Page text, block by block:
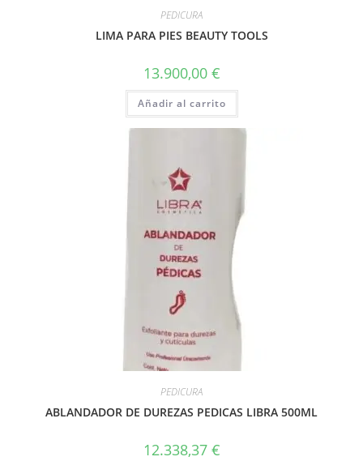
PEDICURA
LIMA PARA PIES BEAUTY TOOLS
13.900,00 €
Añadir al carrito
PEDICURA
ABLANDADOR DE DUREZAS PEDICAS LIBRA 500ML
12.338,37 €